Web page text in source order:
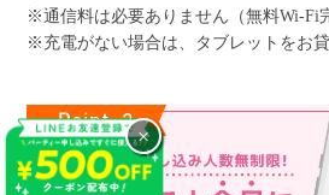
※通信料は必要ありません（無料Wi-Fi
※充電がない場合は、タブレットをお
×